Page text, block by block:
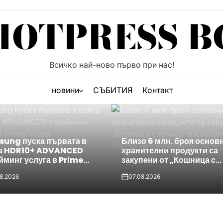
Всичко най-ново първо при нас!
новини СЪБИТИЯ Контакт
пуска първата в
HDR10+ ADVANCED
услуга в Prime
Близо 6 млн. броя
хранителни продукти са
закупени от „Кошница с
на кампанията
on07.08.2026